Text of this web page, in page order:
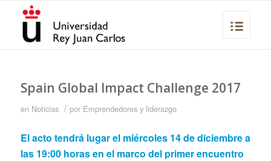
Spain Global Impact Challenge 2017
en Noticias / por Emprendedores y liderazgo
El acto tendrá lugar el miércoles 14 de diciembre a
las 19:00 horas en el marco del primer encuentro